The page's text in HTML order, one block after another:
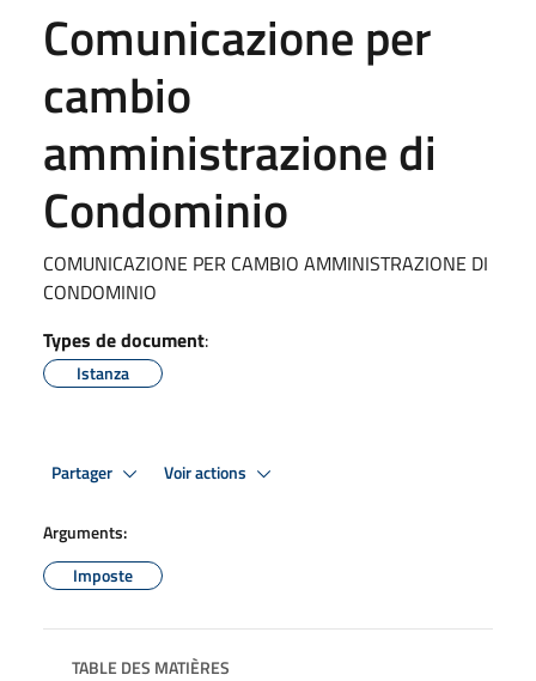
Comunicazione per
cambio
amministrazione di
Condominio
COMUNICAZIONE PER CAMBIO AMMINISTRAZIONE DI
CONDOMINIO
Types de document:
Istanza
Partager Voir actions
Arguments:
Imposte
TABLE DES MATIÈRES